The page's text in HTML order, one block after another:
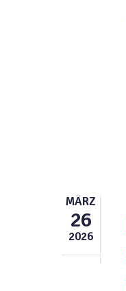
MÄRZ
26
2026